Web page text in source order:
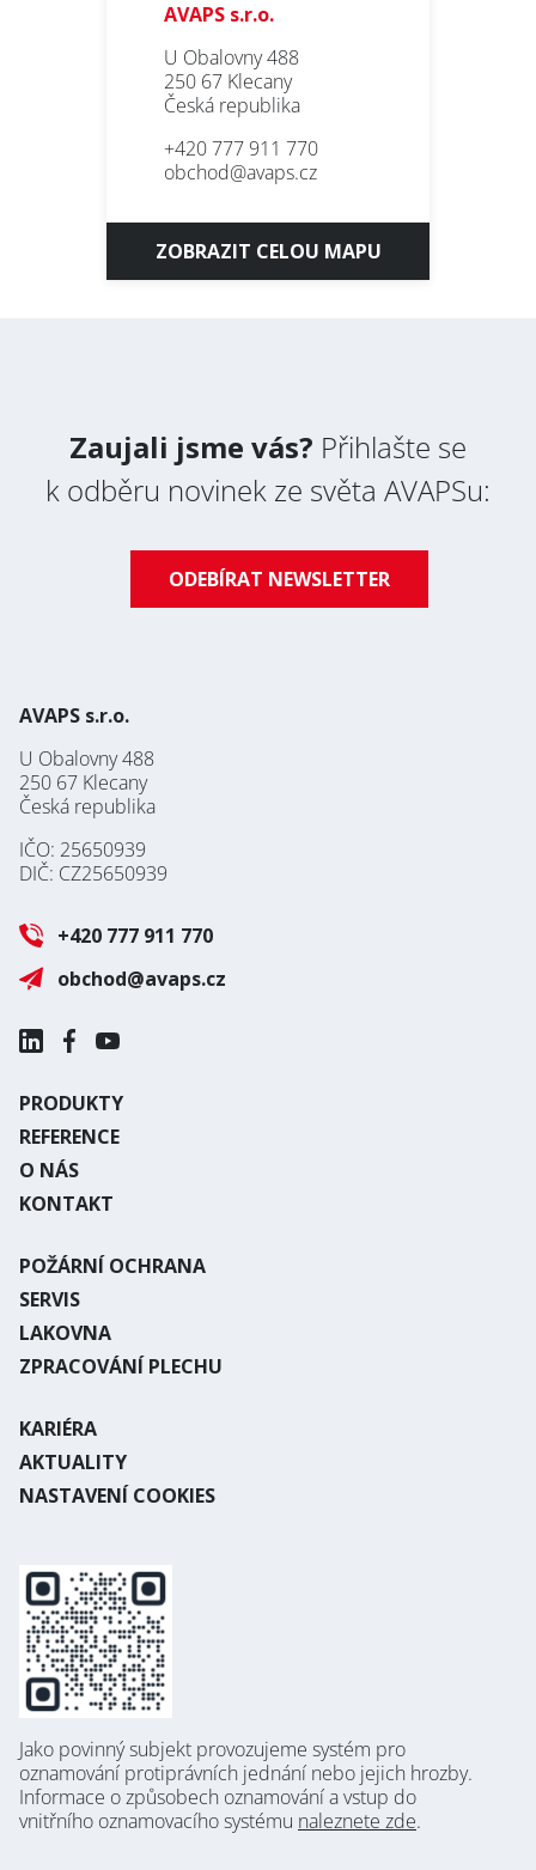
AVAPS s.r.o.
U Obalovny 488
250 67 Klecany
Česká republika
+420 777 911 770
obchod@avaps.cz
ZOBRAZIT CELOU MAPU
Zaujali jsme vás? Přihlašte se
k odběru novinek ze světa AVAPSu:
ODEBÍRAT NEWSLETTER
AVAPS s.r.o.
U Obalovny 488
250 67 Klecany
Česká republika
IČO: 25650939
DIČ: CZ25650939
+420 777 911 770
obchod@avaps.cz
PRODUKTY
REFERENCE
O NÁS
KONTAKT
POŽÁRNÍ OCHRANA
SERVIS
LAKOVNA
ZPRACOVÁNÍ PLECHU
KARIÉRA
AKTUALITY
NASTAVENÍ COOKIES
Jako povinný subjekt provozujeme systém pro
oznamování protiprávních jednání nebo jejich hrozby.
Informace o způsobech oznamování a vstup do
vnitřního oznamovacího systému naleznete zde.